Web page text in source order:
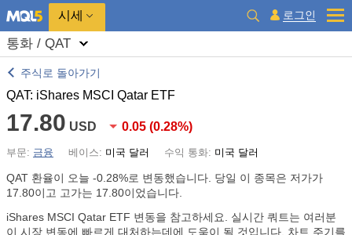
시세 로그인
통화 / QAT
주식로 돌아가기
QAT: iShares MSCI Qatar ETF
17.80 USD 0.05 (0.28%)
부문: 금융 베이스: 미국 달러 수익 통화: 미국 달러
QAT 환율이 오늘 -0.28%로 변동했습니다. 당일 이 종목은 저가가
17.80이고 고가는 17.80이었습니다.
iShares MSCI Qatar ETF 변동을 참고하세요. 실시간 쿼트는 여러분
이 시장 변동에 빠르게 대처하는데에 도움이 될 것입니다. 차트 주기를